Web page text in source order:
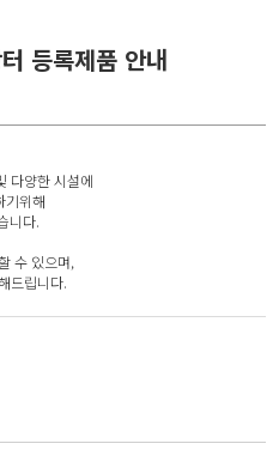
등록제품 안내
다양한 시설에
기위해
니다.
수 있으며,
드립니다.